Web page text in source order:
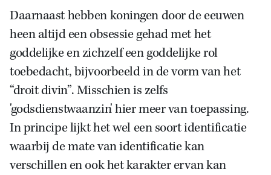
Daarnaast hebben koningen door de eeuwen
heen altijd een obsessie gehad met het
goddelijke en zichzelf een goddelijke rol
toebedacht, bijvoorbeeld in de vorm van het
“droit divin”. Misschien is zelfs
'godsdienstwaanzin' hier meer van toepassing.
In principe lijkt het wel een soort identificatie
waarbij de mate van identificatie kan
verschillen en ook het karakter ervan kan